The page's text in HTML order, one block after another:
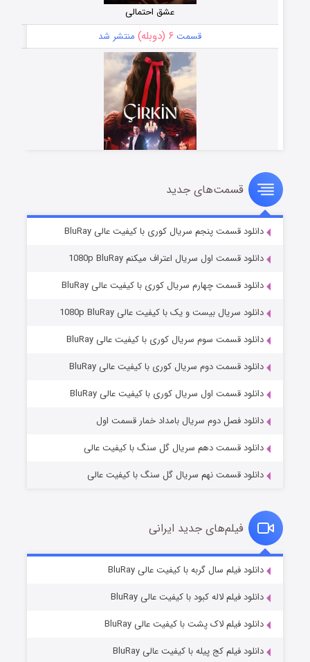
عشق احتمالی
قسمت ۶ (دوبله) منتشر شد
سریال زشت
قسمت۵ (زیرنویس) منتشر شد
وستی ها
قسمت۱ (زیرنویس) منتشر شد
قسمت۶ (زیرنویس) منتشر شد
قسمت‌های جدید
دانلود قسمت پنجم سریال کوری با کیفیت عالی BluRay
دانلود قسمت اول سریال اعتراف میکنم 1080p BluRay
دانلود قسمت چهارم سریال کوری با کیفیت عالی BluRay
دانلود سریال بیست و یک با کیفیت عالی 1080p BluRay
دانلود قسمت سوم سریال کوری با کیفیت عالی BluRay
دانلود قسمت دوم سریال کوری با کیفیت عالی BluRay
دانلود قسمت اول سریال کوری با کیفیت عالی BluRay
دانلود فصل دوم سریال بامداد خمار قسمت اول
دانلود قسمت دهم سریال گل سنگ با کیفیت عالی
دانلود قسمت نهم سریال گل سنگ با کیفیت عالی
فیلم‌های جدید ایرانی
دانلود فیلم سال گربه با کیفیت عالی BluRay
دانلود فیلم لاله کبود با کیفیت عالی BluRay
دانلود فیلم لاک پشت با کیفیت عالی BluRay
دانلود فیلم کج‌ پیله با کیفیت عالی BluRay